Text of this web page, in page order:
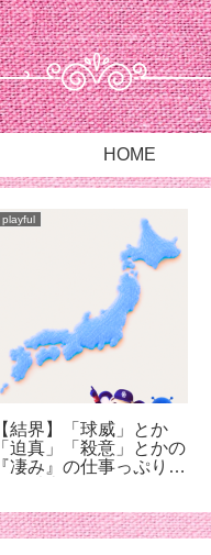
HOME
playful
【結界】「球威」とか
「迫真」「殺意」とかの
『凄み』の仕事っぷりが